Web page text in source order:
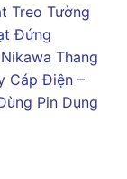
Treo Tường
Đứng
Thang
Cáp Điện –
Pin Dụng